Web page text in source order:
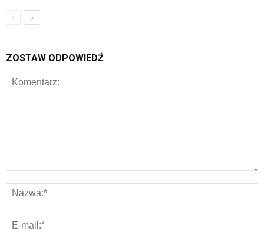
ZOSTAW ODPOWIEDŹ